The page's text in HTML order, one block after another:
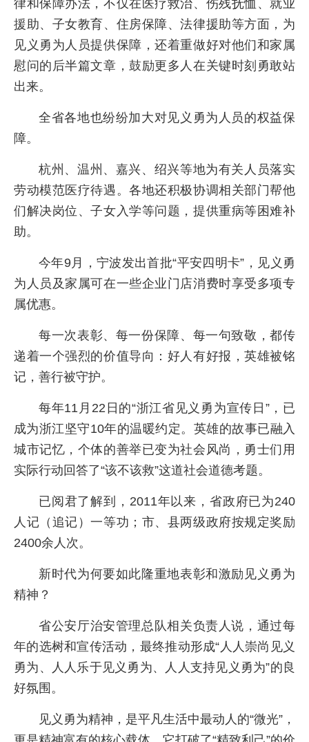
律和保障办法，不仅在医疗救治、伤残抚恤、就业
援助、子女教育、住房保障、法律援助等方面，为
见义勇为人员提供保障，还着重做好对他们和家属
慰问的后半篇文章，鼓励更多人在关键时刻勇敢站
出来。
全省各地也纷纷加大对见义勇为人员的权益保
障。
杭州、温州、嘉兴、绍兴等地为有关人员落实
劳动模范医疗待遇。各地还积极协调相关部门帮他
们解决岗位、子女入学等问题，提供重病等困难补
助。
今年9月，宁波发出首批“平安四明卡”，见义勇
为人员及家属可在一些企业门店消费时享受多项专
属优惠。
每一次表彰、每一份保障、每一句致敬，都传
递着一个强烈的价值导向：好人有好报，英雄被铭
记，善行被守护。
每年11月22日的“浙江省见义勇为宣传日”，已
成为浙江坚守10年的温暖约定。英雄的故事已融入
城市记忆，个体的善举已变为社会风尚，勇士们用
实际行动回答了“该不该救”这道社会道德考题。
已阅君了解到，2011年以来，省政府已为240
人记（追记）一等功；市、县两级政府按规定奖励
2400余人次。
新时代为何要如此隆重地表彰和激励见义勇为
精神？
省公安厅治安管理总队相关负责人说，通过每
年的选树和宣传活动，最终推动形成“人人崇尚见义
勇为、人人乐于见义勇为、人人支持见义勇为”的良
好氛围。
见义勇为精神，是平凡生活中最动人的“微光”，